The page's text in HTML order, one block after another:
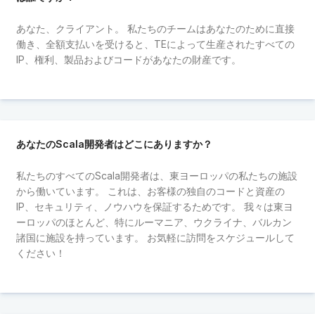
あなた、クライアント。 私たちのチームはあなたのために直接
働き、全額支払いを受けると、TEによって生産されたすべての
IP、権利、製品およびコードがあなたの財産です。
あなたのScala開発者はどこにありますか？
私たちのすべてのScala開発者は、東ヨーロッパの私たちの施設
から働いています。 これは、お客様の独自のコードと資産の
IP、セキュリティ、ノウハウを保証するためです。 我々は東ヨ
ーロッパのほとんど、特にルーマニア、ウクライナ、バルカン
諸国に施設を持っています。 お気軽に訪問をスケジュールして
ください！